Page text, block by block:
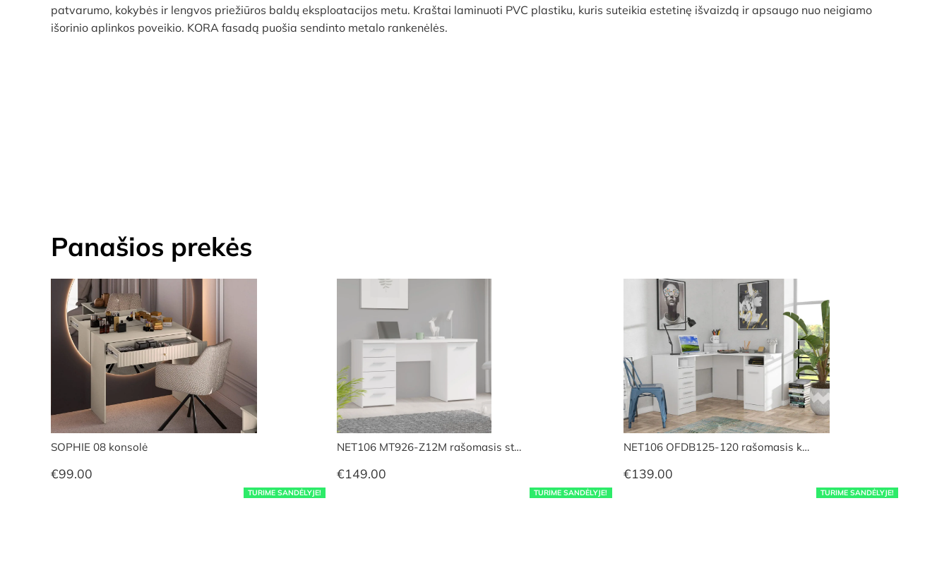
patvarumo, kokybės ir lengvos priežiūros baldų eksploatacijos metu. Kraštai laminuoti PVC plastiku, kuris suteikia estetinę išvaizdą ir apsaugo nuo neigiamo
išorinio aplinkos poveikio. KORA fasadą puošia sendinto metalo rankenėlės.
Panašios prekės
TURIME SANDĖLYJE!
SOPHIE 08 konsolė
€99.00
TURIME SANDĖLYJE!
NET106 MT926-Z12M rašomasis st…
€149.00
TURIME SANDĖLYJE!
NET106 OFDB125-120 rašomasis k…
€139.00